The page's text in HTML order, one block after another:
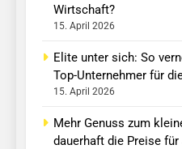
Wirtschaft?
15. April 2026
Elite unter sich: So
Top-Unternehmer für
15. April 2026
Mehr Genuss zum
dauerhaft die Preise